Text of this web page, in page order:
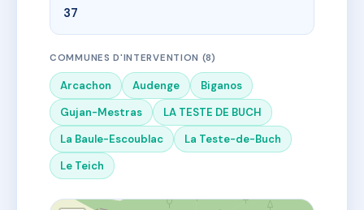
37
COMMUNES D'INTERVENTION (8)
Arcachon Audenge
Biganos
Gujan-Mestras
LA TESTE DE BUCH
La Baule-Escoublac
La Teste-de-Buch
Le Teich